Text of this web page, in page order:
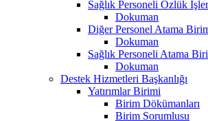
Sağlık Personeli Özlük
Dokuman
Diğer Personel Atama
Dokuman
Sağlık Personeli Atama
Dokuman
Destek Hizmetleri Başkanlığı
Yatırımlar Birimi
Birim Dökümanları
Birim Sorumlusu